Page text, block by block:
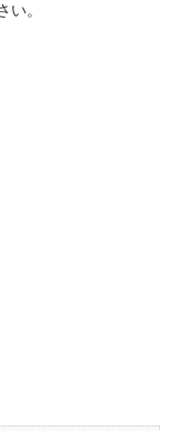
い。